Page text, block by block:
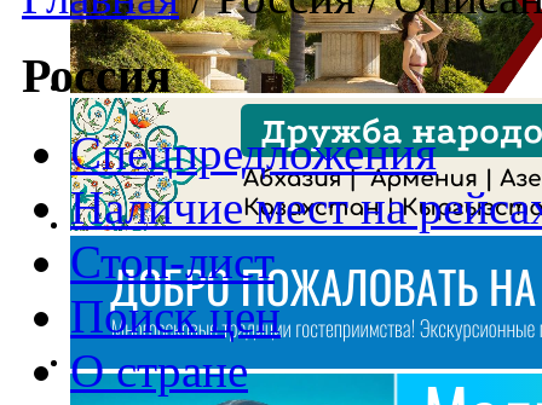
Россия
Спецпредложения
Наличие мест на
Стоп-лист
Поиск цен
О стране